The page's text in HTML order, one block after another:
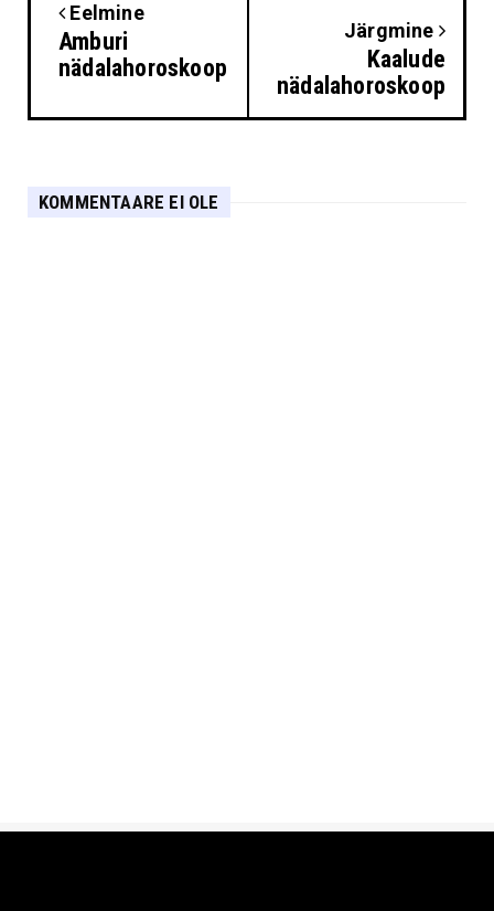
Eelmine
Amburi
nädalahoroskoop
Järgmine
Kaalude
nädalahoroskoop
KOMMENTAARE EI OLE